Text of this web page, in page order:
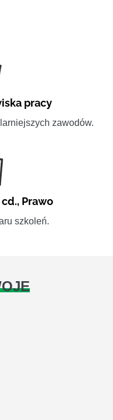
pracy
zawodów.
, Prawo
szkoleń.